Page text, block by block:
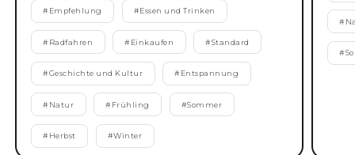
# Empfehlung #Essen und Trinken
# Radfahren # Einkaufen #Standard
#Geschichte und Kultur # Entspannung
# Natur # Frühling #Sommer
# Herbst #Winter
#
#